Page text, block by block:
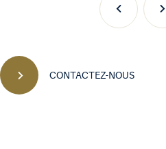
Précédent
CONTACTEZ-NOUS